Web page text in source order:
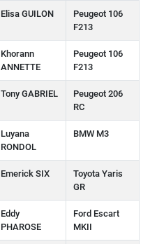
Elisa GUILON
Peugeot 106
F213
Khorann
ANNETTE
Peugeot 106
F213
Tony GABRIEL
Peugeot 206
RC
Luyana
RONDOL
BMW M3
Emerick SIX
Toyota Yaris
GR
Eddy
PHAROSE
Ford Escart
MKII